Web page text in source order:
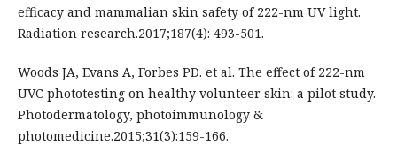
efficacy and mammalian skin safety of 222-nm UV light.
Radiation research.2017;187(4): 493-501.
Woods JA, Evans A, Forbes PD. et al. The effect of 222-nm
UVC phototesting on healthy volunteer skin: a pilot study.
Photodermatology, photoimmunology &
photomedicine.2015;31(3):159-166.